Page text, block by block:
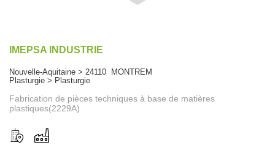
IMEPSA INDUSTRIE
Nouvelle-Aquitaine > 24110 MONTREM
Plasturgie > Plasturgie
Fabrication de pièces techniques à base de matières
plastiques(2229A)